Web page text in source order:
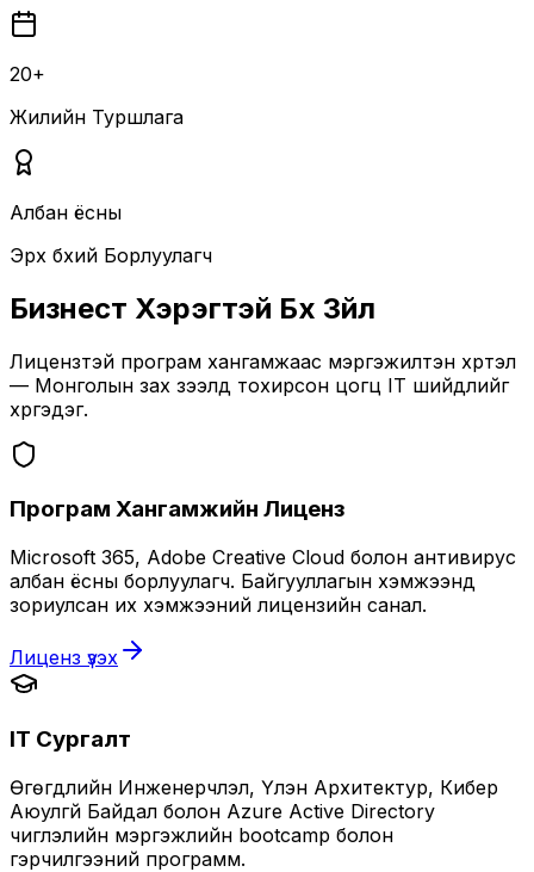
20+
Жилийн Туршлага
Албан ёсны
Эрх бүхий Борлуулагч
Бизнест Хэрэгтэй Бүх Зүйл
Лицензтэй програм хангамжаас мэргэжилтэн хүртэл
— Монголын зах зээлд тохирсон цогц IT шийдлийг
хүргэдэг.
Програм Хангамжийн Лиценз
Microsoft 365, Adobe Creative Cloud болон антивирус
албан ёсны борлуулагч. Байгууллагын хэмжээнд
зориулсан их хэмжээний лицензийн санал.
Лиценз үзэх
IT Сургалт
Өгөгдлийн Инженерчлэл, Үүлэн Архитектур, Кибер
Аюулгүй Байдал болон Azure Active Directory
чиглэлийн мэргэжлийн bootcamp болон
гэрчилгээний программ.